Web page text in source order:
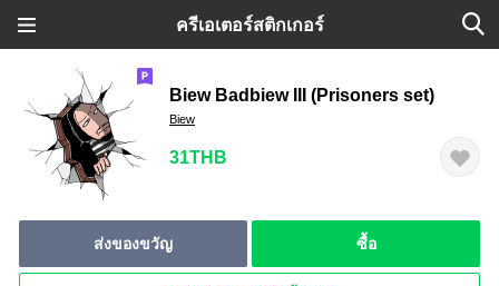
ครีเอเตอร์สติกเกอร์
Biew Badbiew III (Prisoners set)
Biew
31THB
ส่งของขวัญ ซื้อ